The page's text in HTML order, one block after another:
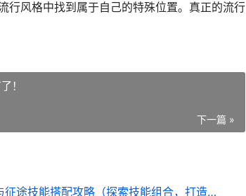
行风格中找到属于自己的特殊位置。真正的流行
！
下一篇 »
文明与征途技能搭配攻略（探索技能组合，打造无敌军团！）